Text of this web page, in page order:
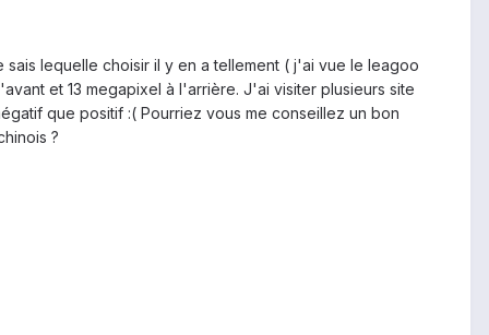
lequelle choisir il y en a tellement ( j'ai vue le leagoo
et 13 megapixel à l'arrière. J'ai visiter plusieurs site
que positif :( Pourriez vous me conseillez un bon
?